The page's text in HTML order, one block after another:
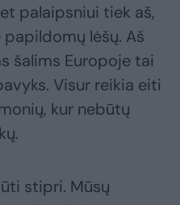
palaipsniui tiek aš,
lėšų. Aš
šalims Europoje tai
Visur reikia eiti
kur nebūtų
stipri. Mūsų